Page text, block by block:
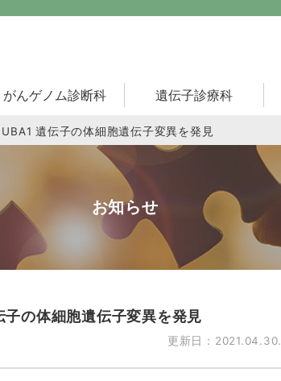
がんゲノム診断科 遺伝子診療科
遺伝⼦の体細胞遺伝⼦変異を発⾒
お知らせ
の体細胞遺伝⼦変異を発⾒
更新日：2021.04.30.